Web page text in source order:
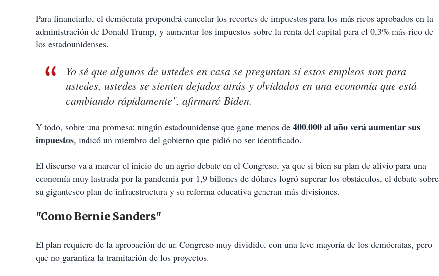
Para financiarlo, el demócrata propondrá cancelar los recortes de impuestos para los más ricos aprobados en la
administración de Donald Trump, y aumentar los impuestos sobre la renta del capital para el 0,3% más rico de
los estadounidenses.
Yo sé que algunos de ustedes en casa se preguntan si estos empleos son para
ustedes, ustedes se sienten dejados atrás y olvidados en una economía que está
cambiando rápidamente", afirmará Biden.
Y todo, sobre una promesa: ningún estadounidense que gane menos de 400.000 al año verá aumentar sus
impuestos, indicó un miembro del gobierno que pidió no ser identificado.
El discurso va a marcar el inicio de un agrio debate en el Congreso, ya que si bien su plan de alivio para una
economía muy lastrada por la pandemia por 1,9 billones de dólares logró superar los obstáculos, el debate sobre
su gigantesco plan de infraestructura y su reforma educativa generan más divisiones.
"Como Bernie Sanders"
El plan requiere de la aprobación de un Congreso muy dividido, con una leve mayoría de los demócratas, pero
que no garantiza la tramitación de los proyectos.